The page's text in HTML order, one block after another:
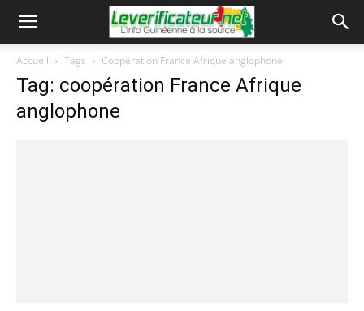
Accueil Tags Coopération France Afrique anglophone
Tag: coopération France Afrique
anglophone